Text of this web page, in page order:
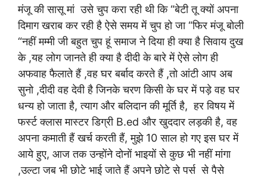
मंजू की सासू मां उसे चुप करा रही थी कि “बेटी तू क्यों अपना
दिमाग खराब कर रही है ऐसे समय में चुप हो जा “फिर मंजू बोली
“नहीं मम्मी जी बहुत चुप हूं समाज ने दिया ही क्या है सिवाय दुख
के ,यह लोग जानते ही क्या है दीदी के बारे में ऐसे लोग ही
अफवाह फैलाते हैं ,वह घर बर्बाद करते हैं ,तो आंटी आप अब
सुनो ,दीदी वह देवी है जिनके चरण किसी के घर में पड़े वह घर
धन्य हो जाता है, त्याग और बलिदान की मूर्ति है, हर विषय में
फर्स्ट क्लास मास्टर डिग्री B.ed और खुददार लड़की है, वह
अपना कमाती हैं खर्च करती हैं, मुझे 10 साल हो गए इस घर में
आये हुए, आज तक उन्होंने दोनों भाइयों से कुछ भी नहीं मांगा
,उल्टा जब भी छोटे भाई जाते हैं अपने छोटे से पर्स से पैसे